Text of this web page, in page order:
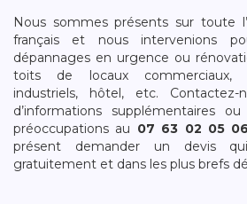
Nous sommes présents sur toute
français et nous intervenions
dépannages en urgence ou
toits de locaux commerciaux,
industriels, hôtel, etc.
d’informations supplémentaires
préoccupations au 07 63 02 05 06
présent demander un devis
gratuitement et dans les plus brefs